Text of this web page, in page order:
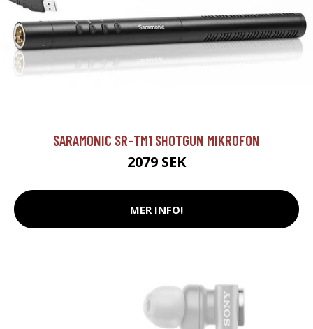
SARAMONIC SR-TM1 SHOTGUN MIKROFON
2079 SEK
MER INFO!